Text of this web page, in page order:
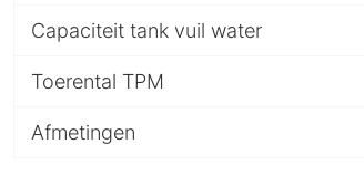
Capaciteit tank vuil water
Toerental TPM
Afmetingen